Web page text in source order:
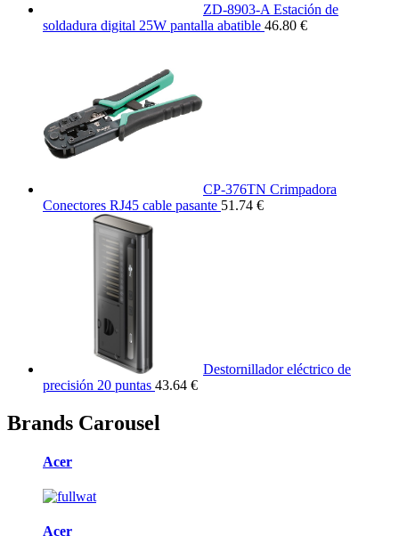
ZD-8903-A Estación de
soldadura digital 25W pantalla abatible 46.80 €
CP-376TN Crimpadora
Conectores RJ45 cable pasante 51.74 €
Destornillador eléctrico de
precisión 20 puntas 43.64 €
Brands Carousel
Acer
Acer